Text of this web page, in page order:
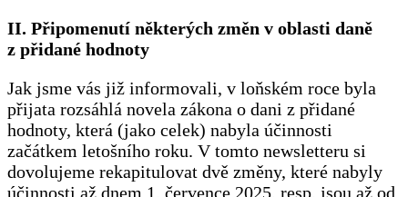
II. Připomenutí některých změn v oblasti daně
z přidané hodnoty
Jak jsme vás již informovali, v loňském roce byla
přijata rozsáhlá novela zákona o dani z přidané
hodnoty, která (jako celek) nabyla účinnosti
začátkem letošního roku. V tomto newsletteru si
dovolujeme rekapitulovat dvě změny, které nabyly
účinnosti až dnem 1. července 2025, resp. jsou až od